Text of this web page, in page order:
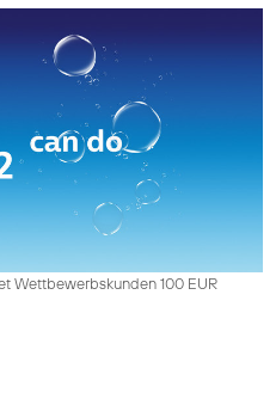
Wettbewerbskunden 100 EUR